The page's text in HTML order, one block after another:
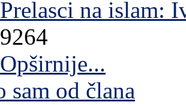
Prelasci na islam:
9264
Opširnije...